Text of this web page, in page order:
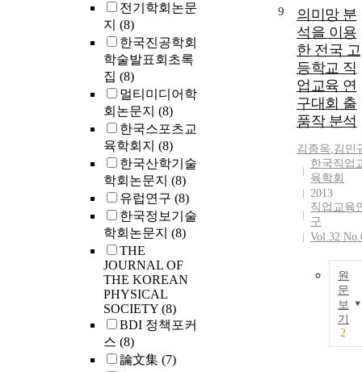
전기학회논문
지 (8)
한국진공학회
학술발표회초록
집 (8)
멀티미디어학
회논문지 (8)
한국스포츠교
육학회지 (8)
한국산학기술
학회논문지 (8)
유럽연구 (8)
한국정보기술
학회논문지 (8)
THE
JOURNAL OF
THE KOREAN
PHYSICAL
SOCIETY (8)
BDI 정책포커
스 (8)
論文集 (7)
9
의미망 분
석을 이용
한 전국 고
등학교 직
업교육 연
구대회 출
품작 분석
김종욱,김민
한국직업
육학회
2013
직업교육
구
Vol.32
원
문
보
기
2